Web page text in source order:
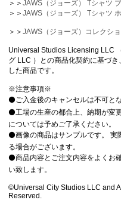
＞＞JAWS（ジョーズ） Tシャツ
＞＞JAWS（ジョーズ） Tシャツ
＞＞JAWS（ジョーズ）コレクシ
Universal Studios Licensing LLC
グ LLC ）との商品化契約に基づ
した商品です。
※注意事項※
⚫️ご入金後のキャンセルは不可と
⚫️工場の生産の都合上、納期が変
については予めご了承ください。
⚫️画像の商品はサンプルです。
る場合がございます。
⚫️商品内容とご注文内容をよくお
い致します。
©Universal City Studios LLC and
Reserved.